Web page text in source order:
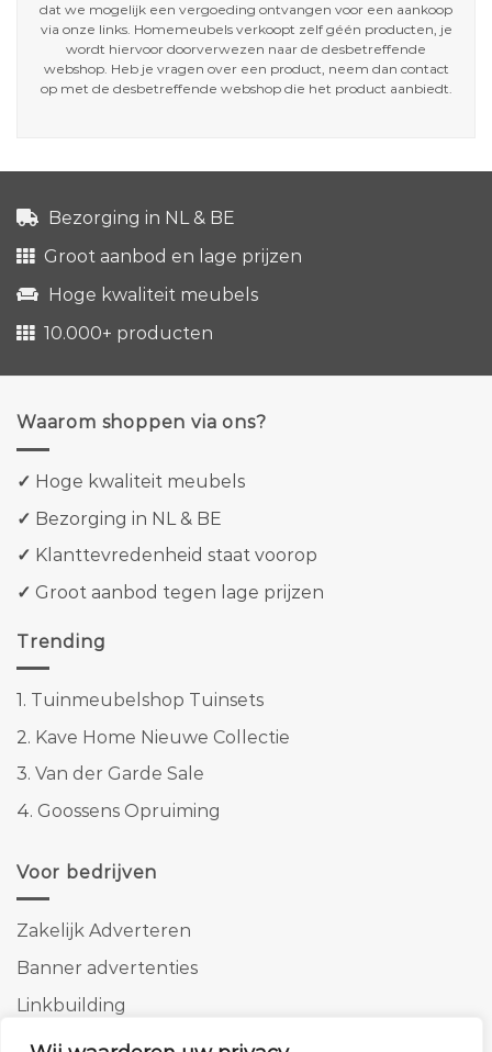
dat we mogelijk een vergoeding ontvangen voor een aankoop
via onze links. Homemeubels verkoopt zelf géén producten, je
wordt hiervoor doorverwezen naar de desbetreffende
webshop. Heb je vragen over een product, neem dan contact
op met de desbetreffende webshop die het product aanbiedt.
Bezorging in NL & BE
Groot aanbod en lage prijzen
Hoge kwaliteit meubels
10.000+ producten
Waarom shoppen via ons?
✓ Hoge kwaliteit meubels
✓ Bezorging in NL & BE
✓ Klanttevredenheid staat voorop
✓ Groot aanbod tegen lage prijzen
Trending
1. Tuinmeubelshop Tuinsets
2. Kave Home Nieuwe Collectie
3. Van der Garde Sale
4. Goossens Opruiming
Voor bedrijven
Zakelijk Adverteren
Banner advertenties
Linkbuilding
SEO copywriting